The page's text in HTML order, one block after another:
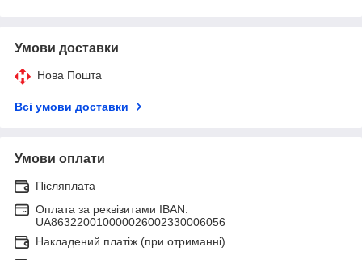
Умови доставки
Нова Пошта
Всі умови доставки
Умови оплати
Післяплата
Оплата за реквізитами IBAN:
UA863220010000026002330006056
Накладений платіж (при отриманні)